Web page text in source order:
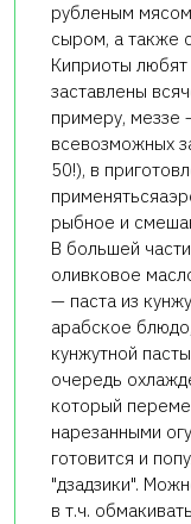
рубленым
сыром, а также
Киприоты
заставлены
примеру, меззе
всевозможных
50!), в
рыбное и
В большей
оливковое
— паста из
арабское
кунжутной
очередь
который
нарезанными
готовится и
"дзадзики".
в т.ч.